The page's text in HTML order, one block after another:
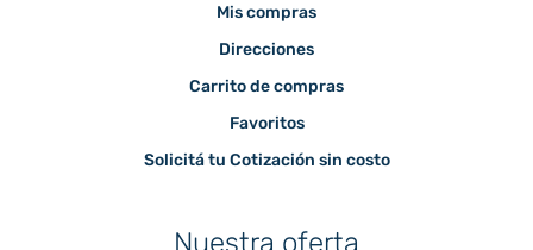
Mis compras
Direcciones
Carrito de compras
Favoritos
Solicitá tu Cotización sin costo
Nuestra oferta